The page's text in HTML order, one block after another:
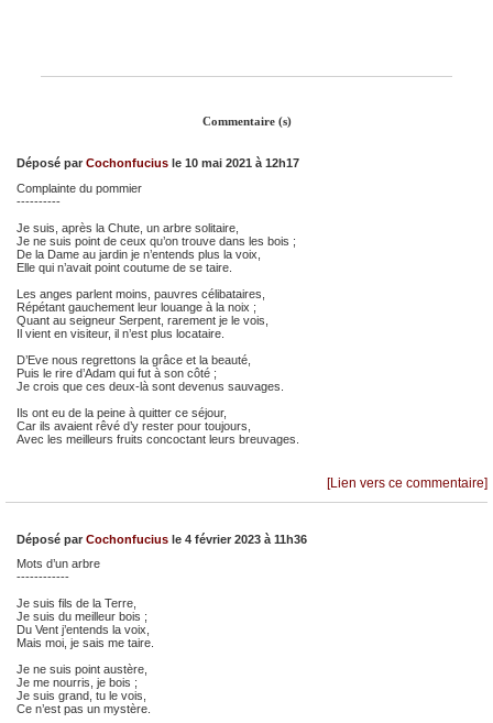
Commentaire (s)
Déposé par Cochonfucius le 10 mai 2021 à 12h17
Complainte du pommier
----------
Je suis, après la Chute, un arbre solitaire,
Je ne suis point de ceux qu’on trouve dans les bois ;
De la Dame au jardin je n’entends plus la voix,
Elle qui n’avait point coutume de se taire.
Les anges parlent moins, pauvres célibataires,
Répétant gauchement leur louange à la noix ;
Quant au seigneur Serpent, rarement je le vois,
Il vient en visiteur, il n’est plus locataire.
D’Eve nous regrettons la grâce et la beauté,
Puis le rire d’Adam qui fut à son côté ;
Je crois que ces deux-là sont devenus sauvages.
Ils ont eu de la peine à quitter ce séjour,
Car ils avaient rêvé d’y rester pour toujours,
Avec les meilleurs fruits concoctant leurs breuvages.
[Lien vers ce commentaire]
Déposé par Cochonfucius le 4 février 2023 à 11h36
Mots d’un arbre
------------
Je suis fils de la Terre,
Je suis du meilleur bois ;
Du Vent j’entends la voix,
Mais moi, je sais me taire.
Je ne suis point austère,
Je me nourris, je bois ;
Je suis grand, tu le vois,
Ce n’est pas un mystère.